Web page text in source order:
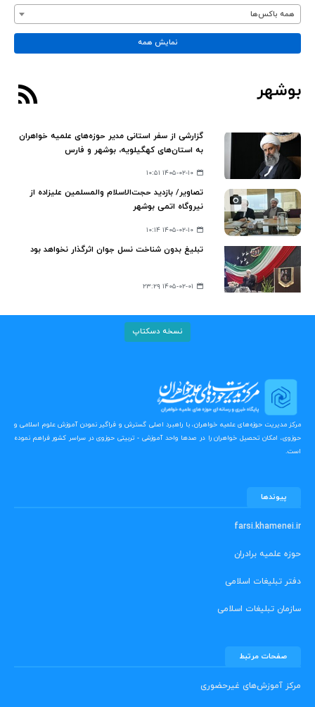
بوشهر
گزارشی از سفر استانی مدیر حوزه‌های علمیه خواهران
به استان‌های کهگیلویه، بوشهر و فارس
۱۴۰۵-۰۲-۱۰ ۱۰:۵۱
تصاویر/ بازدید حجت‌الاسلام والمسلمین علیزاده از
نیروگاه اتمی بوشهر
۱۴۰۵-۰۲-۱۰ ۱۰:۱۴
تبلیغ بدون شناخت نسل جوان اثرگذار نخواهد بود
۱۴۰۵-۰۲-۰۱ ۲۳:۲۹
همه باکس‌ها
نمایش همه
نسخه دسکتاپ
مرکز مدیریت حوزه‌های علمیه خواهران، با راهبرد اصلی گسترش و فراگیر نمودن آموزش علوم اسلامی و
حوزوی، امکان تحصیل خواهران را در صدها واحد آموزشی - تربیتی حوزوی در سراسر کشور فراهم نموده
است.
پیوندها
farsi.khamenei.ir
حوزه علمیه برادران
دفتر تبلیغات اسلامی
سازمان تبلیغات اسلامی
صفحات مرتبط
مرکز آموزش‌های غیرحضوری